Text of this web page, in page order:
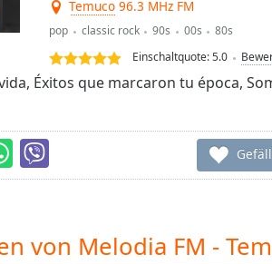
Temuco 96.3 MHz FM
pop classic rock 90s 00s
80s
Einschaltquote:5.0
Éxitos que marcaron tu época,
von Melodia FM -